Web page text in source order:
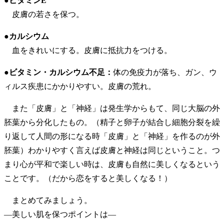
皮膚の若さを保つ。
●カルシウム
血をきれいにする。皮膚に抵抗力をつける。
●ビタミン・カルシウム不足： 体の免疫力が落ち、ガン、ウ
ィルス疾患にかかりやすい。皮膚の荒れ。
また「皮膚」と「神経」は発生学からもて、同じ大脳の外
胚葉から分化したもの。（精子と卵子が結合し細胞分裂を繰
り返して人間の形になる時「皮膚」と「神経」を作るのが外
胚葉）わかりやすく言えば皮膚と神経は同じということ。つ
まり心が平和で楽しい時は、皮膚も自然に美しくなるという
ことです。（だから恋をすると美しくなる！）
まとめてみましょう。
―美しい肌を保つポイントは―